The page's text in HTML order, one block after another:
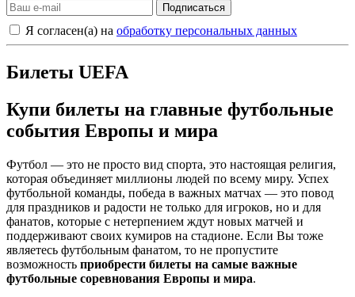
Подписаться
Я согласен(а) на обработку персональных данных
Билеты UEFA
Купи билеты на главные футбольные
события Европы и мира
Футбол — это не просто вид спорта, это настоящая религия,
которая объединяет миллионы людей по всему миру. Успех
футбольной команды, победа в важных матчах — это повод
для праздников и радости не только для игроков, но и для
фанатов, которые с нетерпением ждут новых матчей и
поддерживают своих кумиров на стадионе. Если Вы тоже
являетесь футбольным фанатом, то не пропустите
возможность приобрести билеты на самые важные
футбольные соревнования Европы и мира.